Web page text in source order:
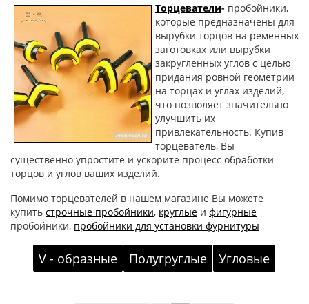
Торцеватели- пробойники,
которые предназначены для
вырубки торцов на ременных
заготовках или вырубки
закругленных углов с целью
придания ровной геометрии
на торцах и углах изделий,
что позволяет значительно
улучшить их
привлекательность. Купив
торцеватель, Вы
существенно упростите и ускорите процесс обработки
торцов и углов ваших изделий.
Помимо торцевателей в нашем магазине Вы можете
купить строчные пробойники, круглые и фигурные
пробойники, пробойники для установки фурнитуры
V - образные Полугруглые Угловые